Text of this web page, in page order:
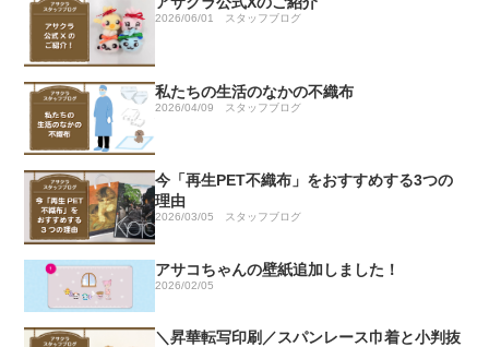
2026/06/01 スタッフブログ
私たちの生活のなかの不織布
2026/04/09 スタッフブログ
今「再生PET不織布」をおすすめする3つの
理由
2026/03/05 スタッフブログ
アサコちゃんの壁紙追加しました！
2026/02/05
＼昇華転写印刷／スパンレース巾着と小判抜